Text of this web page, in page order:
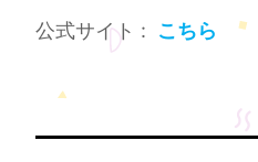
公式サイト : こちら